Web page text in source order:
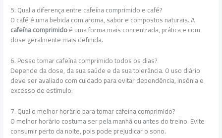
5. Qual a diferença entre cafeína comprimido e café?
O café é uma bebida com aroma, sabor e compostos naturais. A
cafeína comprimidoé uma forma mais concentrada, prática e com
dose geralmente mais definida.
6. Posso tomar cafeína comprimido todos os dias?
Depende da dose, da sua saúde e da sua tolerância. O uso diário
deve ser avaliado com cuidado para evitar dependência, insônia e
excesso de estímulo.
7. Qual o melhor horário para tomar cafeína comprimido?
O melhor horário costuma ser pela manhã ou antes do treino. Evite
consumir perto da noite, pois pode prejudicar o sono.